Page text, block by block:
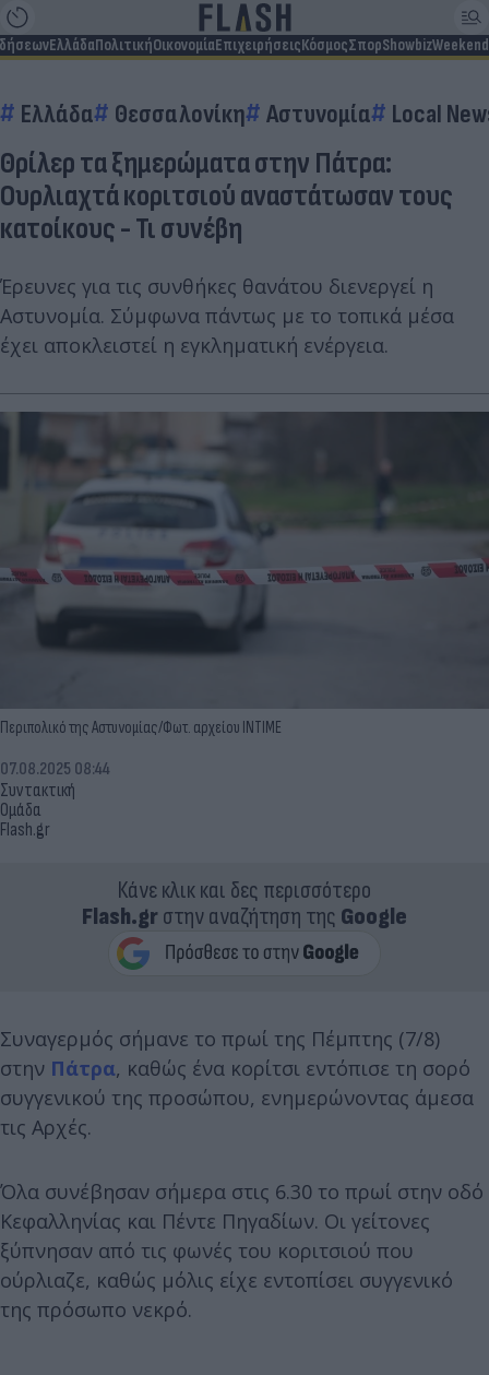
ΕλλάδαΠολιτικήΟικονομίαΕπιχειρήσειςΚόσμοςΣπορShowbizWeekend
Ελλάδα Θεσσαλονίκη Αστυνομία Local
Θρίλερ τα ξημερώματα στην Πάτρα:
Ουρλιαχτά κοριτσιού αναστάτωσαν τους
κατοίκους - Τι συνέβη
Έρευνες για τις συνθήκες θανάτου διενεργεί η
Αστυνομία. Σύμφωνα πάντως με το τοπικά μέσα
έχει αποκλειστεί η εγκληματική ενέργεια.
Περιπολικό της Αστυνομίας/Φωτ. αρχείου INTIME
Συντακτική
Ομάδα
Flash.gr
07.08.2025 08:44
Κάνε κλικ και δες περισσότερο
Flash.grστην αναζήτηση της Google
Συναγερμός σήμανε το πρωί της Πέμπτης (7/8)
στην Πάτρα, καθώς ένα κορίτσι εντόπισε τη σορό
συγγενικού της προσώπου, ενημερώνοντας άμεσα
τις Αρχές.
Όλα συνέβησαν σήμερα στις 6.30 το πρωί στην οδό
Κεφαλληνίας και Πέντε Πηγαδίων. Οι γείτονες
ξύπνησαν από τις φωνές του κοριτσιού που
ούρλιαζε, καθώς μόλις είχε εντοπίσει συγγενικό
της πρόσωπο νεκρό.